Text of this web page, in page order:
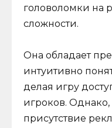
головоломки на
сложности.
Она обладает
интуитивно
делая игру
игроков. Однако,
присутствие